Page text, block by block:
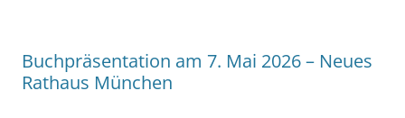
Buchpräsentation am 7. Mai 2026 – Neues
Rathaus München